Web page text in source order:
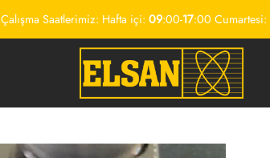
Çalışma Saatlerimiz: Hafta içi: 09:00-17:00 Cumartesi: